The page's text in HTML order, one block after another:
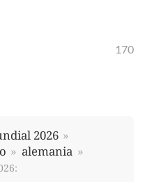
170
2026
alemania